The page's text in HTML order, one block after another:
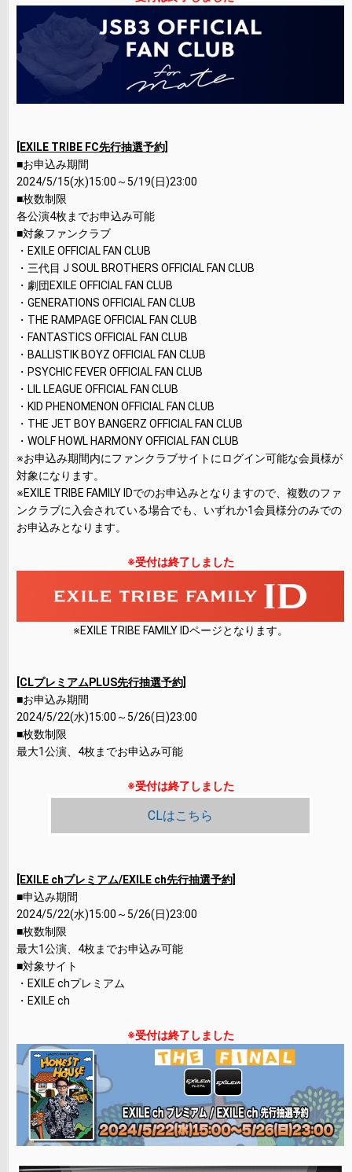
[EXILE TRIBE FC先行抽選予約]
■お申込み期間
2024/5/15(水)15:00～5/19(日)23:00
■枚数制限
各公演4枚までお申込み可能
■対象ファンクラブ
・EXILE OFFICIAL FAN CLUB
・三代目 J SOUL BROTHERS OFFICIAL FAN CLUB
・劇団EXILE OFFICIAL FAN CLUB
・GENERATIONS OFFICIAL FAN CLUB
・THE RAMPAGE OFFICIAL FAN CLUB
・FANTASTICS OFFICIAL FAN CLUB
・BALLISTIK BOYZ OFFICIAL FAN CLUB
・PSYCHIC FEVER OFFICIAL FAN CLUB
・LIL LEAGUE OFFICIAL FAN CLUB
・KID PHENOMENON OFFICIAL FAN CLUB
・THE JET BOY BANGERZ OFFICIAL FAN CLUB
・WOLF HOWL HARMONY OFFICIAL FAN CLUB
※お申込み期間内にファンクラブサイトにログイン可能な会員様が
対象になります。
※EXILE TRIBE FAMILY IDでのお申込みとなりますので、複数のファ
ンクラブに入会されている場合でも、いずれか1会員様分のみでの
お申込みとなります。
※受付は終了しました
※EXILE TRIBE FAMILY IDページとなります。
[CLプレミアムPLUS先行抽選予約]
■お申込み期間
2024/5/22(水)15:00～5/26(日)23:00
■枚数制限
最大1公演、4枚までお申込み可能
※受付は終了しました
CLはこちら
[EXILE chプレミアム/EXILE ch先行抽選予約]
■申込み期間
2024/5/22(水)15:00～5/26(日)23:00
■枚数制限
最大1公演、4枚までお申込み可能
■対象サイト
・EXILE chプレミアム
・EXILE ch
※受付は終了しました